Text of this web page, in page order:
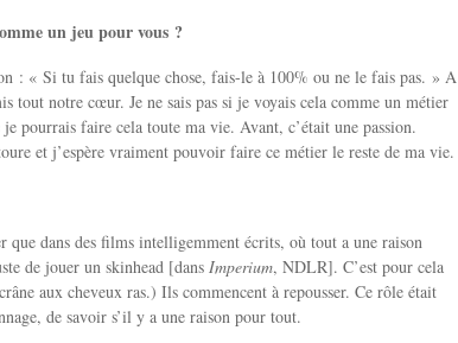
un jeu pour vous ?
: « Si tu fais quelque chose, fais-le à 100% ou ne le fais pas. » A
tout notre cœur. Je ne sais pas si je voyais cela comme un métier
pourrais faire cela toute ma vie. Avant, c’était une passion.
et j’espère vraiment pouvoir faire ce métier le reste de ma vie.
dans des films intelligemment écrits, où tout a une raison
de jouer un skinhead [dans Imperium, NDLR]. C’est pour cela
aux cheveux ras.) Ils commencent à repousser. Ce rôle était
de savoir s’il y a une raison pour tout.